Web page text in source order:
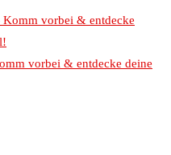
vorbei & entdecke deine